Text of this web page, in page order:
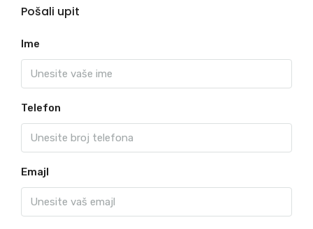
Pošali upit
Ime
Telefon
Emajl